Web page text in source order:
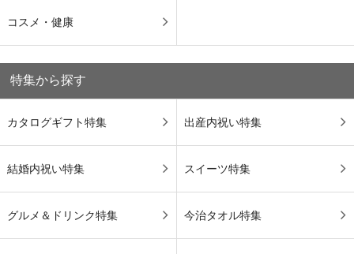
コスメ・健康
特集から探す
カタログギフト特集 出産内祝い特集
結婚内祝い特集 スイーツ特集
グルメ＆ドリンク特集 今治タオル特集